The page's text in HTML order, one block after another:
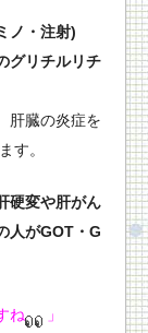
ノ・注射)
グリチルリチ
肝臓の炎症を
す。
硬変や肝がん
人がGOT・G
ね 」